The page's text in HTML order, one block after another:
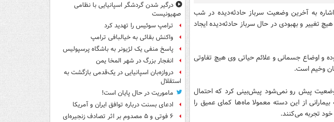
به آخرین وضعیت سرباز حادثه‌دیده در شب
تغییر و بهبودی در حال سرباز حادثه‌دیده ایجاد
و اوضاع جسمانی و علائم حیاتی وی هیچ تفاوتی
وخیم است.
وضعیت پیش رو نمی‌شود پیش‌بینی کرد که احتمال
از این دسته معمولا ماه‌ها کمای عمیق را
تجربه می‌کنند.
درگیر شدن گردشگر اسپانیایی با نظامی
صهیونیست
ترامپ سوئیس را تهدید کرد
واکنش بقائی به خیالبافی ترامپ
پاسخ منفی یک لژیونر به باشگاه پرسپولیس
انفجار بزرگ در شهر المخا یمن
دروازه‌بان اسپانیایی در یک‌قدمی بازگشت به
استقلال
ماموریت در حال پایان است!
ادعای بسنت درباره توافق ایران و آمریکا
۶ فوتی و ۵ مصدوم بر اثر تصادف زنجیره‌ای